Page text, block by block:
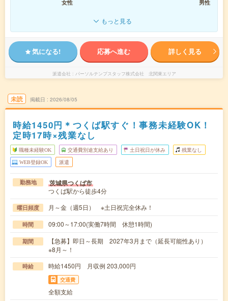
女性 男性
もっと見る
気になる! 応募へ進む 詳しく見る
派遣会社 パーソルテンプスタッフ株式会社 北関東エリア
未読 掲載日 2026/08/05
時給1450円＊つくば駅すぐ！事務未経験OK！
定時17時×残業なし
職種未経験OK 交通費別途支給あり 土日祝日が休み 残業なし
WEB登録OK 派遣
勤務地 茨城県つくば市
つくば駅から徒歩4分
曜日頻度 月～金（週5日） ※土日祝完全休み！
時間 09:00～17:00(実働7時間 休憩1時間)
期間
【急募】即日～長期 2027年3月まで（延長可能性あり）
※8月～！
時給 時給1450円 月収例 203,000円
交通費
全額支給